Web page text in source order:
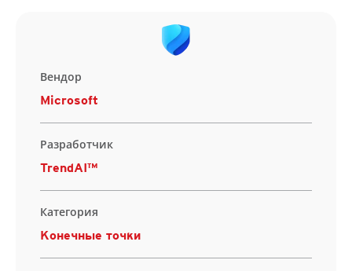
Вендор
Microsoft
Разработчик
TrendAI™
Категория
Конечные точки